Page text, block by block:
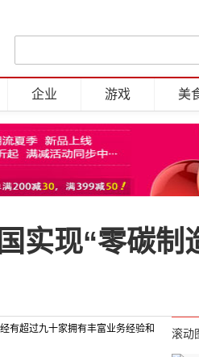
企业 游戏 美
实现“零碳制
超过九十家拥有丰富业务经验和 滚动